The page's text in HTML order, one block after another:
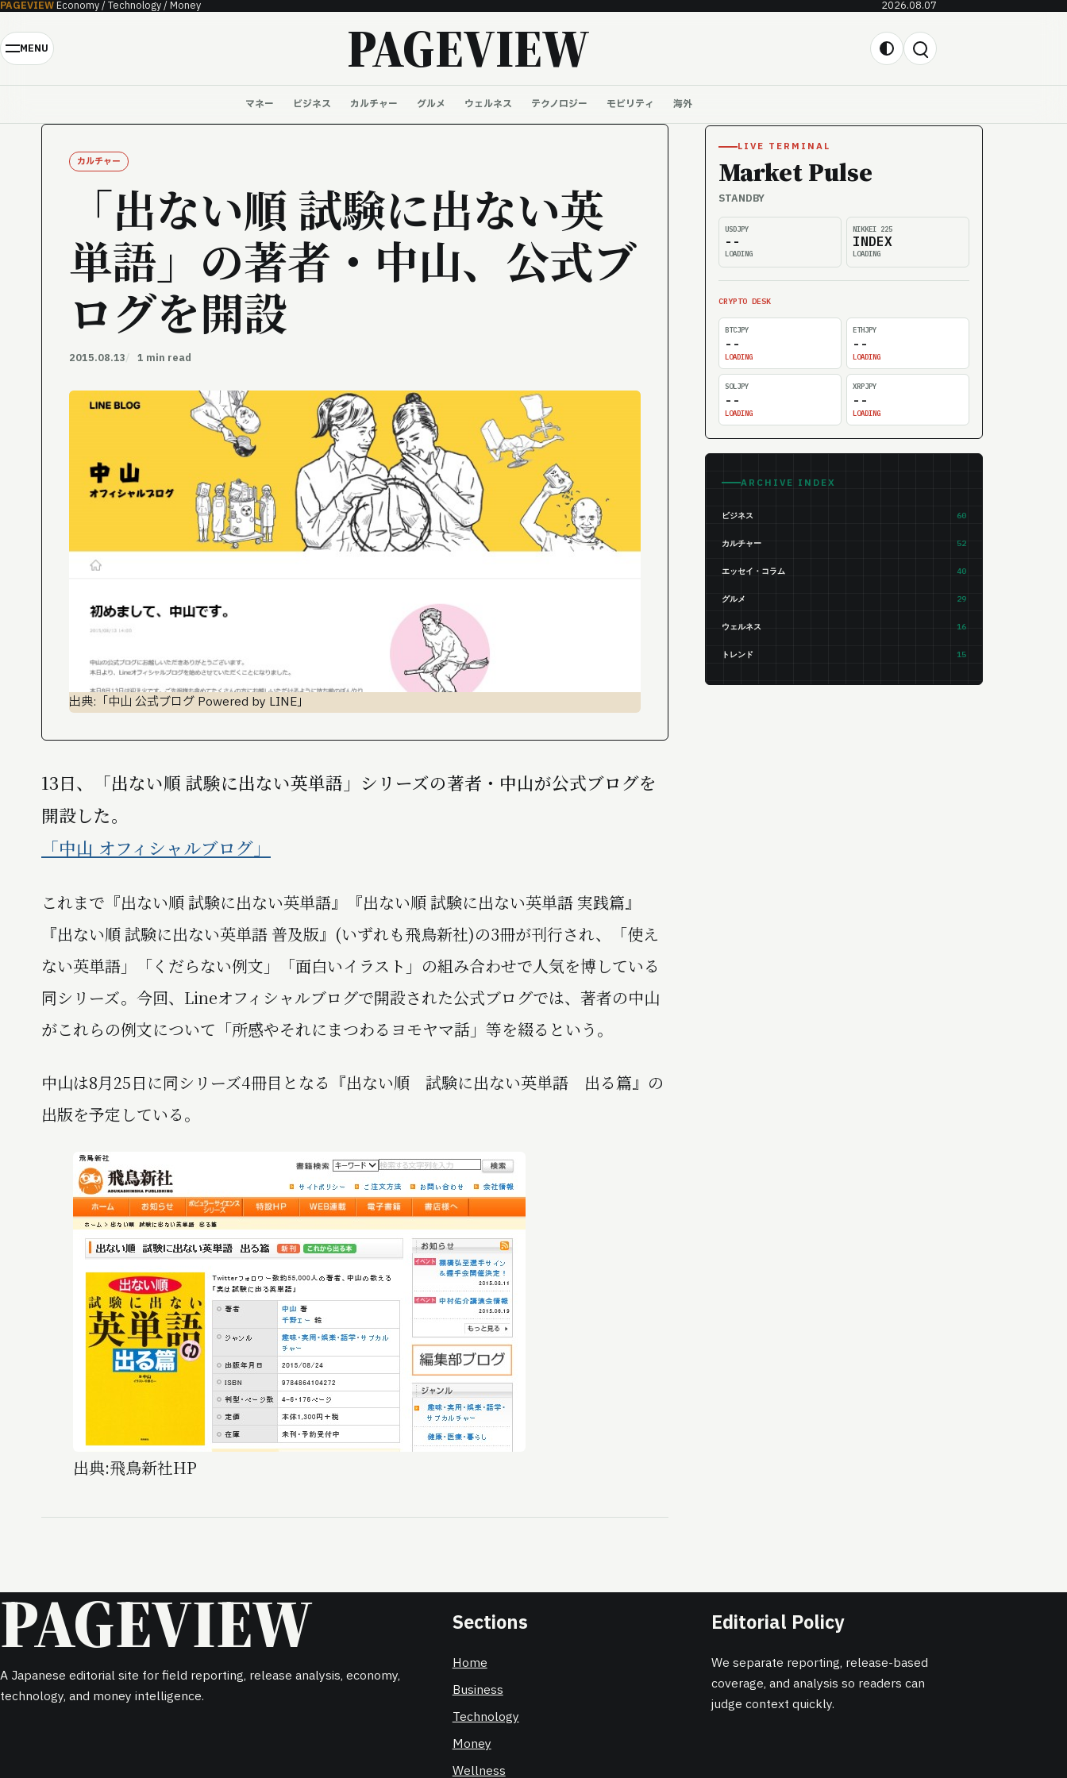
Skip to content
PAGEVIEWEconomy / Technology / Money 2026.08.07
MENU PAGEVIEW
マネー ビジネス カルチャー グルメ ウェルネス テクノロジー モビリティ 海外
カルチャー
「出ない順 試験に出ない英
単語」の著者・中山、公式ブ
ログを開設
2015.08.13 1 min read
出典:「中山 公式ブログ Powered by LINE」
13日、「出ない順 試験に出ない英単語」シリーズの著者・中山が公式ブログを
開設した。
「中山 オフィシャルブログ」
これまで『出ない順 試験に出ない英単語』『出ない順 試験に出ない英単語 実践篇』
『出ない順 試験に出ない英単語 普及版』(いずれも飛鳥新社)の3冊が刊行され、「使え
ない英単語」「くだらない例文」「面白いイラスト」の組み合わせで人気を博している
同シリーズ。今回、Lineオフィシャルブログで開設された公式ブログでは、著者の中山
がこれらの例文について「所感やそれにまつわるヨモヤマ話」等を綴るという。
中山は8月25日に同シリーズ4冊目となる『出ない順 試験に出ない英単語 出る篇』の
出版を予定している。
出典:飛鳥新社HP
LIVE TERMINAL
Market Pulse
STANDBY
USDJPY
--
LOADING
NIKKEI 225
INDEX
LOADING
CRYPTO DESK
BTCJPY
--
LOADING
ETHJPY
--
LOADING
SOLJPY
--
LOADING
XRPJPY
--
LOADING
ARCHIVE INDEX
ビジネス 60
カルチャー 52
エッセイ・コラム 40
グルメ 29
ウェルネス 16
トレンド 15
PAGEVIEW
A Japanese editorial site for field reporting, release analysis, economy,
technology, and money intelligence.
Sections
Home
Business
Technology
Money
Wellness
Editorial Policy
We separate reporting, release-based
coverage, and analysis so readers can
judge context quickly.